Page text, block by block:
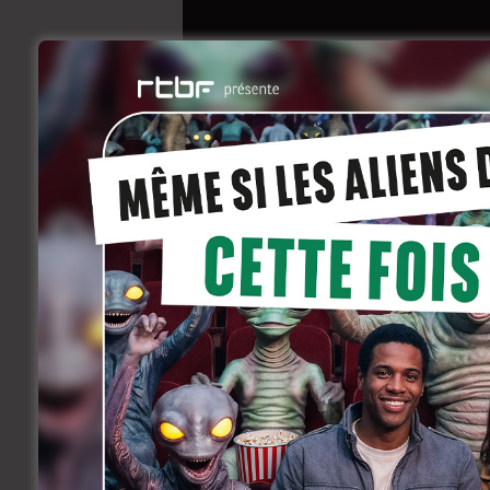
La tortue rouge –
juin 29, 2016
Coming soon
Un film d’animation de Michael Dudok
Les grandes étapes de la vie d’un
déserte peuplée de tortues, de crabes
Ce film est présenté dans la section Un